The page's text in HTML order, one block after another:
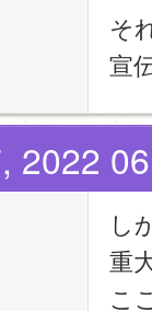
そ
宣
2022
し
重
こ